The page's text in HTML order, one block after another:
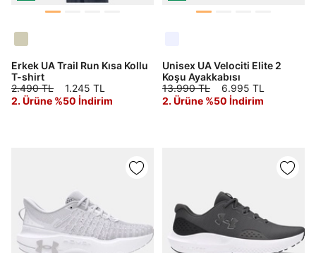
Erkek UA Trail Run Kısa Kollu
T-shirt
2.490 TL
1.245 TL
2. Ürüne %50 İndirim
Unisex UA Velociti Elite 2
Koşu Ayakkabısı
13.990 TL
6.995 TL
2. Ürüne %50 İndirim